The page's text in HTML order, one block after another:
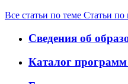
Все статьи по теме Статьи
Сведения об
Каталог программ